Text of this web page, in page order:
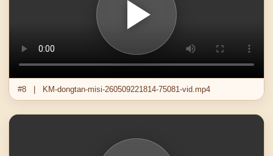
#8 | KM-dongtan-misi-260509221814-75081-vid.mp4